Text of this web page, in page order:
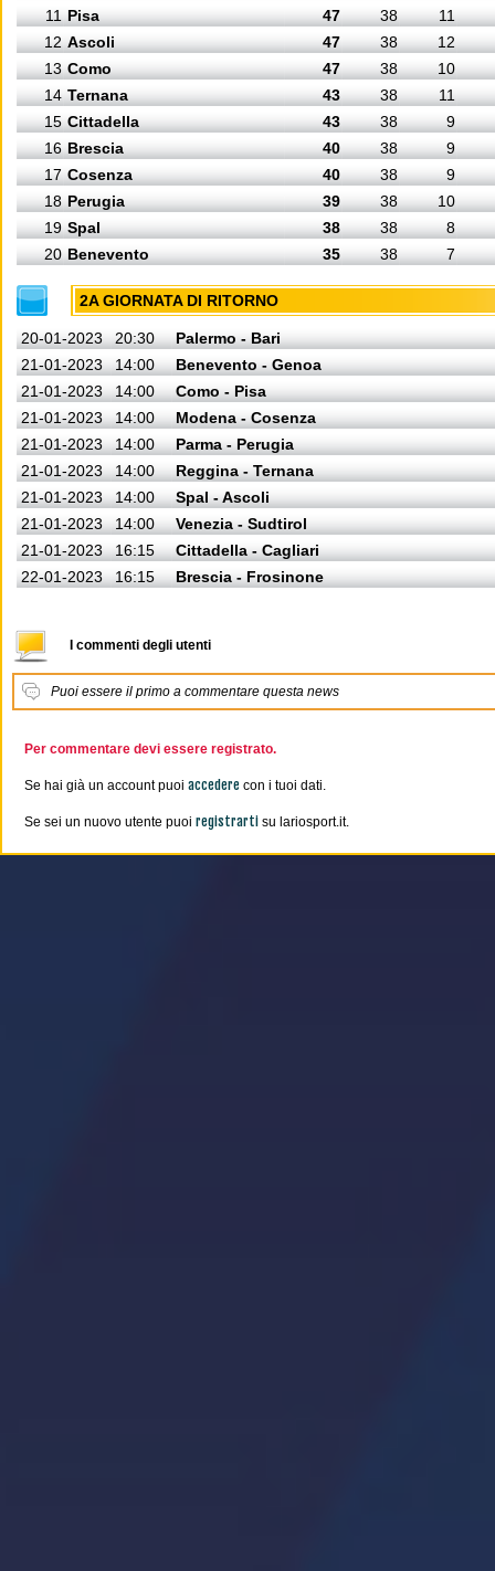
11 Pisa 47 38
11
12 Ascoli 47 38
12
13 Como 47 38
10
14 Ternana 43 38
11
15 Cittadella 43 38
9
16 Brescia 40 38
9
17 Cosenza 40 38
9
18 Perugia 39 38
10
19 Spal 38 38
8
20 Benevento 35 38 7
2A GIORNATA DI RITORNO
20-01-2023 20:30
Palermo - Bari
21-01-2023
14:00
Benevento - Genoa
21-01-2023
14:00
Como - Pisa
21-01-2023
14:00
Modena - Cosenza
21-01-2023
14:00
Parma - Perugia
21-01-2023
14:00
Reggina - Ternana
21-01-2023
14:00
Spal - Ascoli
21-01-2023
14:00
Venezia - Sudtirol
21-01-2023
16:15
Cittadella - Cagliari
22-01-2023
16:15 Brescia - Frosinone
I commenti degli utenti
Puoi essere il primo a commentare questa news
Per commentare devi essere registrato.
Se hai già un account puoi accedere con i tuoi dati.
Se sei un nuovo utente puoi registrarti su lariosport.it.